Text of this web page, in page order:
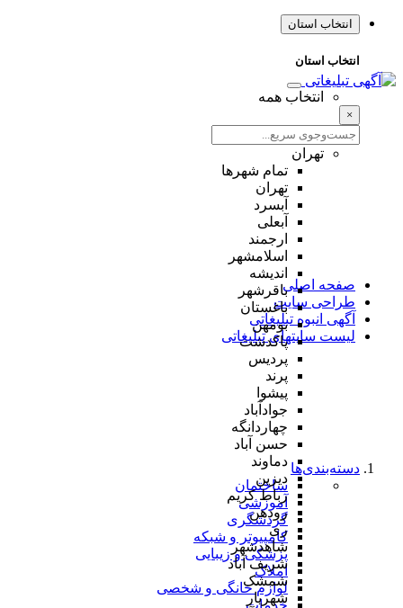
انتخاب استان
انتخاب استان
انتخاب همه
×
تهران
تمام شهر‌ها
تهران
آبسرد
آبعلی
ارجمند
اسلامشهر
اندیشه
باقرشهر
باغستان
بومهن
پاکدشت
پردیس
پرند
پیشوا
جوادآباد
چهاردانگه
حسن آباد
دماوند
دیزین
رباط کریم
رودهن
ری
شاهدشهر
شریف آباد
شمشک
شهریار
صفحه اصلی
طراحی سایت
آگهی انبوه تبلیغاتی
لیست سایتهای تبلیغاتی
دسته‌بندی‌ها
ساختمان
آموزشی
گردشگری
کامپیوتر و شبکه
پزشکی و زیبایی
املاک
لوازم خانگی و شخصی
خدمات